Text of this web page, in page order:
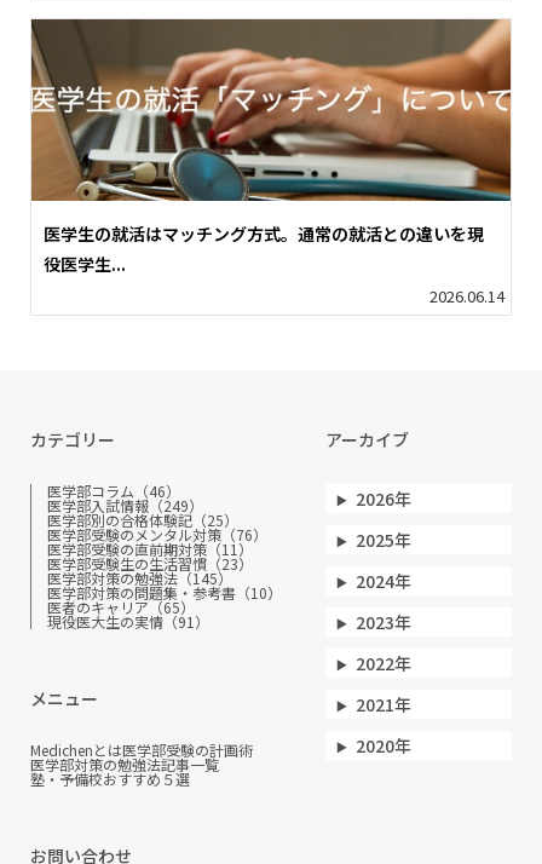
医学生の就活はマッチング方式。通常の就活との違いを現
役医学生...
2026.06.14
カテゴリー
医学部コラム（46）
医学部入試情報（249）
医学部別の合格体験記（25）
医学部受験のメンタル対策（76）
医学部受験の直前期対策（11）
医学部受験生の生活習慣（23）
医学部対策の勉強法（145）
医学部対策の問題集・参考書（10）
医者のキャリア（65）
現役医大生の実情（91）
メニュー
Medichenとは医学部受験の計画術
医学部対策の勉強法記事一覧
塾・予備校おすすめ５選
お問い合わせ
アーカイブ
2026年
2025年
2024年
2023年
2022年
2021年
2020年